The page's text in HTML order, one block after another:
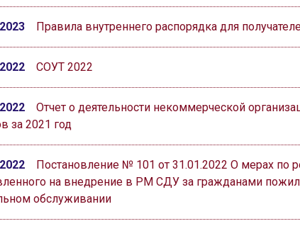
Правила внутреннего распорядка для
СОУТ 2022
Отчет о деятельности некоммерческой
за 2021 год
Постановление № 101 от 31.01.2022 О мерах по
на внедрение в РМ СДУ за гражданами
обслуживании